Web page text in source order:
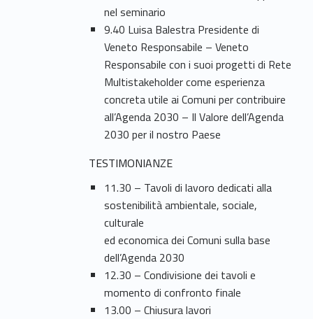
nel seminario
9.40 Luisa Balestra Presidente di
Veneto Responsabile – Veneto
Responsabile con i suoi progetti di Rete
Multistakeholder come esperienza
concreta utile ai Comuni per contribuire
all’Agenda 2030 – Il Valore dell’Agenda
2030 per il nostro Paese
TESTIMONIANZE
11.30 – Tavoli di lavoro dedicati alla
sostenibilità ambientale, sociale,
culturale
ed economica dei Comuni sulla base
dell’Agenda 2030
12.30 – Condivisione dei tavoli e
momento di confronto finale
13.00 – Chiusura lavori